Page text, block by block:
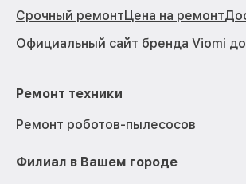
Срочный ремонтЦена на ремонт
Официальный сайт бренда Viomi
Ремонт техники
Ремонт роботов-пылесосов
Филиал в Вашем городе